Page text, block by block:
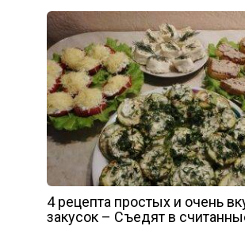
4 рецепта простых и очень
закусок – Съедят в